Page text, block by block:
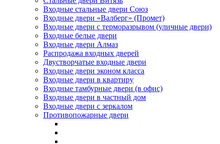
Входные стальные двери Союз
Входные двери «Валберг» (Промет)
Входные двери с терморазрывом (уличные двери)
Входные белые двери
Входные двери Алмаз
Распродажа входных дверей
Двустворчатые входные двери
Входные двери эконом класса
Входные двери в квартиру
Входные тамбурные двери (в офис)
Входные двери в частный дом
Входные двери с зеркалом
Противопожарные двери